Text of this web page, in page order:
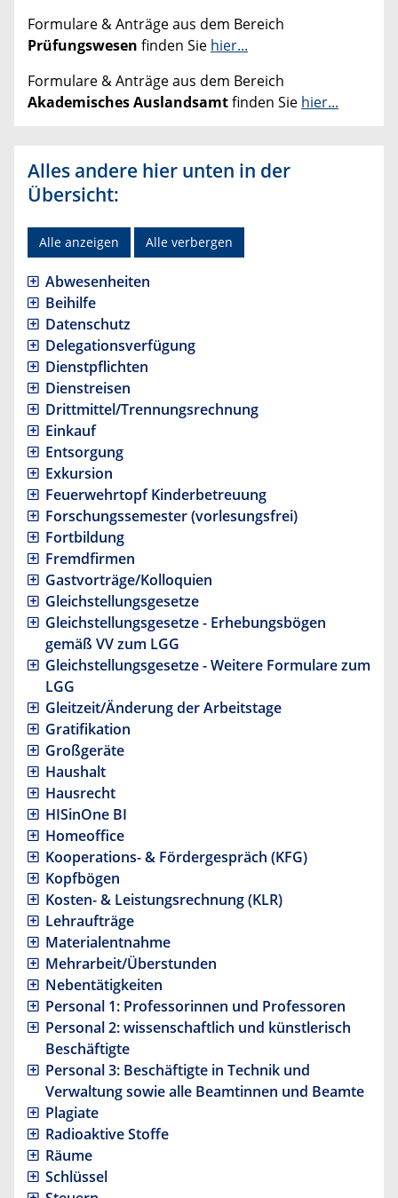
Formulare & Anträge aus dem Bereich
Prüfungswesen finden Sie hier...
Formulare & Anträge aus dem Bereich
Akademisches Auslandsamtfinden Sie hier...
Alles andere hier unten in der
Übersicht:
Alle anzeigen Alle verbergen
Abwesenheiten
Beihilfe
Datenschutz
Delegationsverfügung
Dienstpflichten
Dienstreisen
Drittmittel/Trennungsrechnung
Einkauf
Entsorgung
Exkursion
Feuerwehrtopf Kinderbetreuung
Forschungssemester (vorlesungsfrei)
Fortbildung
Fremdfirmen
Gastvorträge/Kolloquien
Gleichstellungsgesetze
Gleichstellungsgesetze - Erhebungsbögen
gemäß VV zum LGG
Gleichstellungsgesetze - Weitere Formulare zum
LGG
Gleitzeit/Änderung der Arbeitstage
Gratifikation
Großgeräte
Haushalt
Hausrecht
HISinOne BI
Homeoffice
Kooperations- & Fördergespräch (KFG)
Kopfbögen
Kosten- & Leistungsrechnung (KLR)
Lehraufträge
Materialentnahme
Mehrarbeit/Überstunden
Nebentätigkeiten
Personal 1: Professorinnen und Professoren
Personal 2: wissenschaftlich und künstlerisch
Beschäftigte
Personal 3: Beschäftigte in Technik und
Verwaltung sowie alle Beamtinnen und Beamte
Plagiate
Radioaktive Stoffe
Räume
Schlüssel